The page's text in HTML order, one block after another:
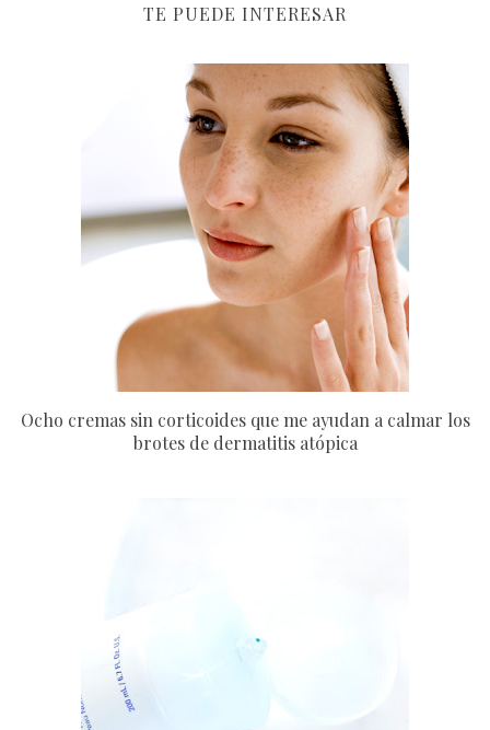
TE PUEDE INTERESAR
Ocho cremas sin corticoides que me ayudan a calmar los
brotes de dermatitis atópica